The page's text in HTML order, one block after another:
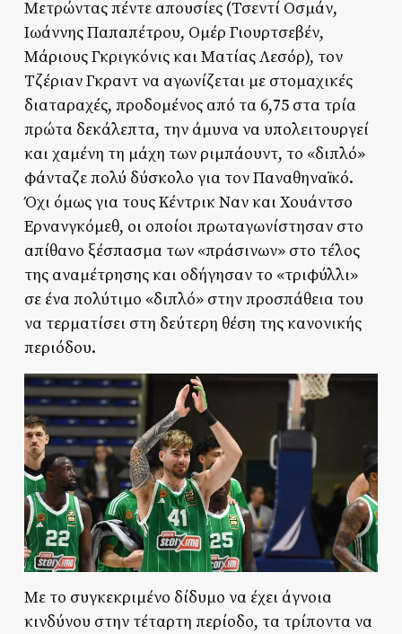
Μετρώντας πέντε απουσίες (Τσεντί Οσμάν,
Ιωάννης Παπαπέτρου, Ομέρ Γιουρτσεβέν,
Μάριους Γκριγκόνις και Ματίας Λεσόρ), τον
Τζέριαν Γκραντ να αγωνίζεται με στομαχικές
διαταραχές, προδομένος από τα 6,75 στα τρία
πρώτα δεκάλεπτα, την άμυνα να υπολειτουργεί
και χαμένη τη μάχη των ριμπάουντ, το «διπλό»
φάνταζε πολύ δύσκολο για τον Παναθηναϊκό.
Όχι όμως για τους Κέντρικ Ναν και Χουάντσο
Ερνανγκόμεθ, οι οποίοι πρωταγωνίστησαν στο
απίθανο ξέσπασμα των «πράσινων» στο τέλος
της αναμέτρησης και οδήγησαν το «τριφύλλι»
σε ένα πολύτιμο «διπλό» στην προσπάθεια του
να τερματίσει στη δεύτερη θέση της κανονικής
περιόδου.
Με το συγκεκριμένο δίδυμο να έχει άγνοια
κινδύνου στην τέταρτη περίοδο, τα τρίποντα να